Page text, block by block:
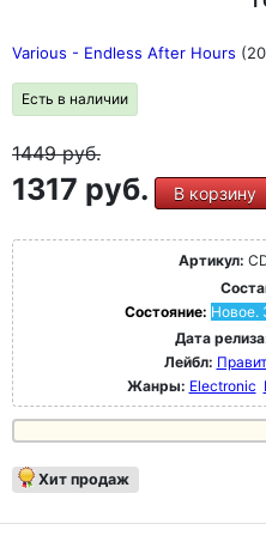
Various - Endless After Hours
Есть в наличии
1449руб.
1317 руб. В корзину
Артикул:
Состояние: Новое.
Дата
Лейбл:
Жанры: Electronic
Хит продаж